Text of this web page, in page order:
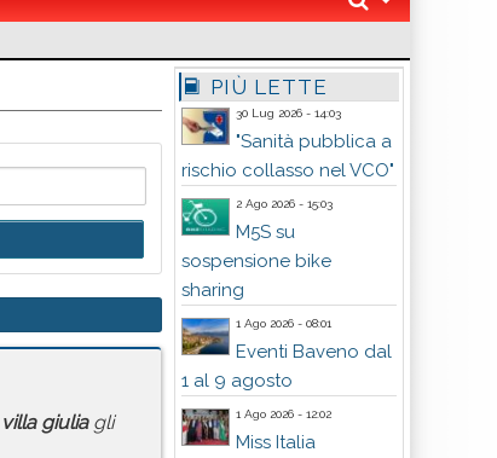
villa giuliagli
PIÙ LETTE
30 Lug 2026 - 14:03
"Sanità pubblica a
rischio collasso nel VCO"
2 Ago 2026 - 15:03
M5S su
sospensione bike
sharing
1 Ago 2026 - 08:01
Eventi Baveno dal
1 al 9 agosto
1 Ago 2026 - 12:02
Miss Italia